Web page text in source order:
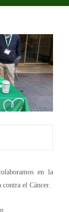
en la
el Cáncer.